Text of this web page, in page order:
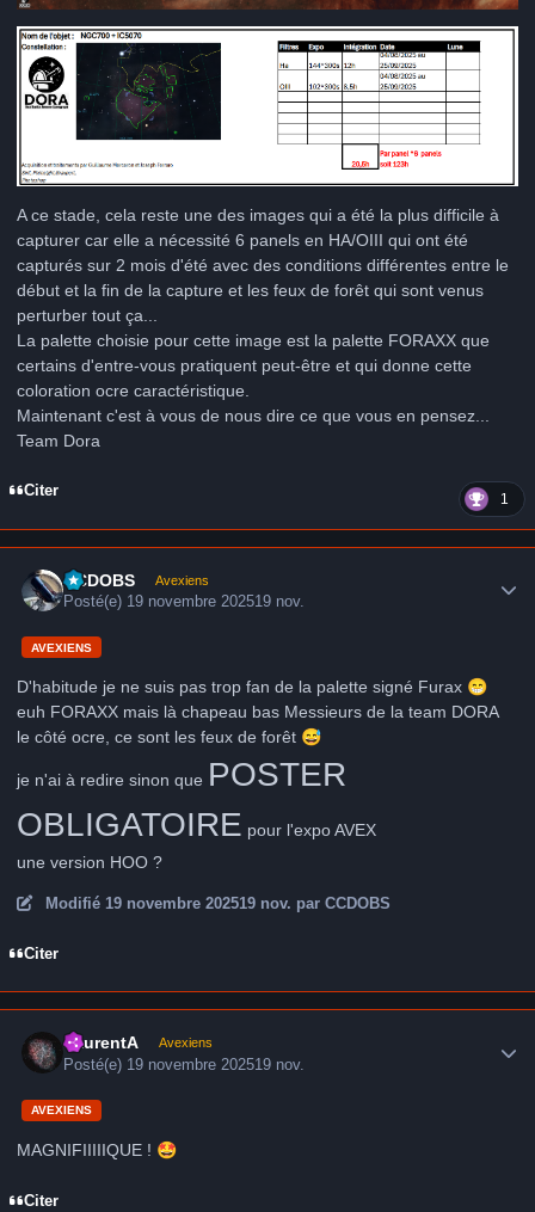
A ce stade, cela reste une des images qui a été la plus difficile à
capturer car elle a nécessité 6 panels en HA/OIII qui ont été
capturés sur 2 mois d'été avec des conditions différentes entre le
début et la fin de la capture et les feux de forêt qui sont venus
perturber tout ça...
La palette choisie pour cette image est la palette FORAXX que
certains d'entre-vous pratiquent peut-être et qui donne cette
coloration ocre caractéristique.
Maintenant c'est à vous de nous dire ce que vous en pensez...
Team Dora
Citer 1
CCDOBS Avexiens
Posté(e) 19 novembre 202519 nov.
AVEXIENS
D'habitude je ne suis pas trop fan de la palette signé Furax 😁
euh FORAXX mais là chapeau bas Messieurs de la team DORA
le côté ocre, ce sont les feux de forêt 😅
je n'ai à redire sinon que POSTER
OBLIGATOIRE pour l'expo AVEX
une version HOO ?
Modifié 19 novembre 202519 nov. par CCDOBS
Citer
LaurentA Avexiens
Posté(e) 19 novembre 202519 nov.
AVEXIENS
MAGNIFIIIIIQUE ! 🤩
Citer